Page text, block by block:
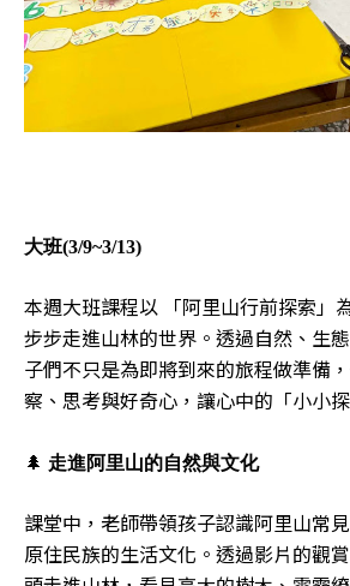
大班(3/9~3/13)
本週大班課程以 「阿里山行前探索」
步步走進山林的世界。透過自然、生
子們不只是為即將到來的旅程做準備
察、思考與好奇心，讓心中的「小小
🌲 走進阿里山的自然與文化
課堂中，老師帶領孩子認識阿里山常
原住民族的生活文化。透過影片的觀